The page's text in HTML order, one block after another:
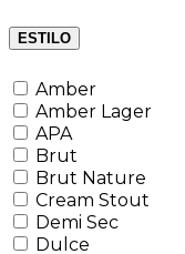
ESTILO
Amber
Amber Lager
APA
Brut
Brut Nature
Cream Stout
Demi Sec
Dulce